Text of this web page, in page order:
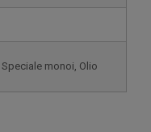
monoi, Olio